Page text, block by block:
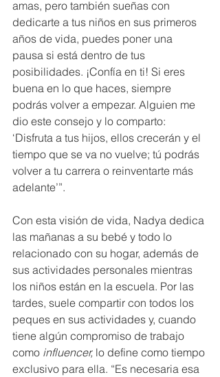
amas, pero también sueñas con
dedicarte a tus niños en sus primeros
años de vida, puedes poner una
pausa si está dentro de tus
posibilidades. ¡Confía en ti! Si eres
buena en lo que haces, siempre
podrás volver a empezar. Alguien me
dio este consejo y lo comparto:
‘Disfruta a tus hijos, ellos crecerán y el
tiempo que se va no vuelve; tú podrás
volver a tu carrera o reinventarte más
adelante’”.
Con esta visión de vida, Nadya dedica
las mañanas a su bebé y todo lo
relacionado con su hogar, además de
sus actividades personales mientras
los niños están en la escuela. Por las
tardes, suele compartir con todos los
peques en sus actividades y, cuando
tiene algún compromiso de trabajo
como influencer, lo define como tiempo
exclusivo para ella. “Es necesaria esa